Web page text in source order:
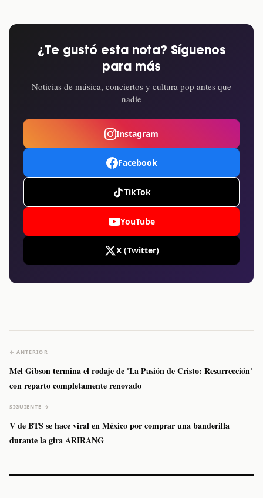
¿Te gustó esta nota? Síguenos
para más
Noticias de música, conciertos y cultura pop antes que
nadie
Instagram
Facebook
TikTok
YouTube
X (Twitter)
← ANTERIOR
Mel Gibson termina el rodaje de 'La Pasión de Cristo: Resurrección'
con reparto completamente renovado
SIGUIENTE →
V de BTS se hace viral en México por comprar una banderilla
durante la gira ARIRANG